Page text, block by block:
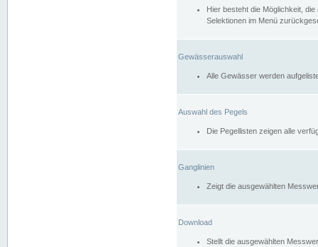
Hier besteht die Möglichkeit,
Selektionen im Menü
Gewässerauswahl
Alle Gewässer werden
Auswahl des Pegels
Die Pegellisten zeigen alle
Ganglinien
Zeigt die ausgewählten
Download
Stellt die ausgewählten